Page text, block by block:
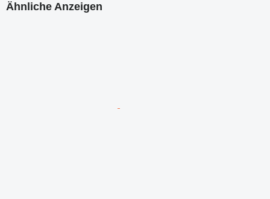
Ähnliche Anzeigen